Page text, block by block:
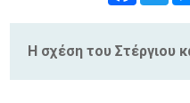
Η σχέση του Στέργιου